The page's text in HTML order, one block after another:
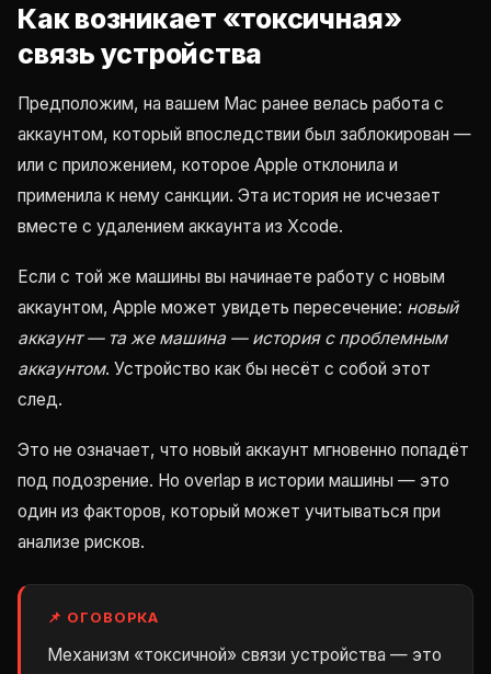
Как возникает «токсичная»
связь устройства
Предположим, на вашем Mac ранее велась работа с
аккаунтом, который впоследствии был заблокирован —
или с приложением, которое Apple отклонила и
применила к нему санкции. Эта история не исчезает
вместе с удалением аккаунта из Xcode.
Если с той же машины вы начинаете работу с новым
аккаунтом, Apple может увидеть пересечение: новый
аккаунт — та же машина — история с проблемным
аккаунтом. Устройство как бы несёт с собой этот
след.
Это не означает, что новый аккаунт мгновенно попадёт
под подозрение. Но overlap в истории машины — это
один из факторов, который может учитываться при
анализе рисков.
📌 ОГОВОРКА
Механизм «токсичной» связи устройства — это